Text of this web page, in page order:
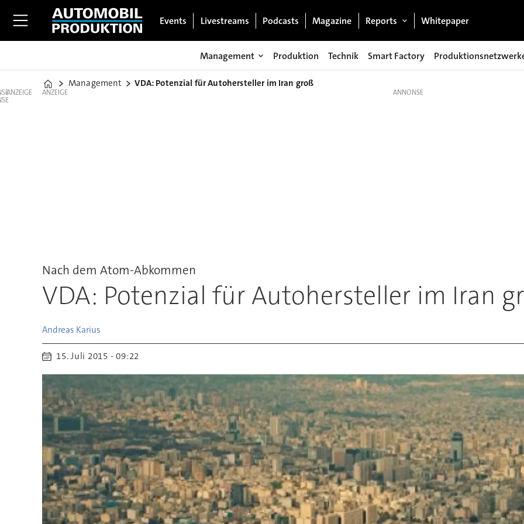
Events Livestreams Podcasts Magazine Reports Whitepaper
Management Produktion Technik Smart Factory
Home
Management VDA: Potenzial für Autohersteller im Iran groß
ANZEIGE ANZEIGE
Nach dem Atom-Abkommen
VDA: Potenzial für Autohersteller im Iran
Andreas Karius
15. Juli 2015 - 09:22